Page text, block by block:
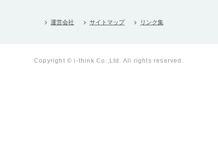
運営会社 サイトマップ リンク集
Copyright © i-think Co.,Ltd. All rights reserved.